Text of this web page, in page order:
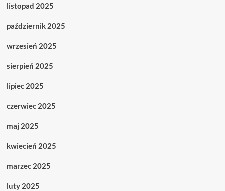
listopad 2025
październik 2025
wrzesień 2025
sierpień 2025
lipiec 2025
czerwiec 2025
maj 2025
kwiecień 2025
marzec 2025
luty 2025